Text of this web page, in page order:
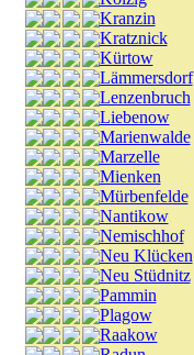
Kranzin
Kratznick
Kürtow
Lämmersdorf
Lenzenbruch
Liebenow
Marienwalde
Marzelle
Mienken
Mürbenfelde
Nantikow
Nemischhof
Neu Klücken
Neu Stüdnitz
Pammin
Plagow
Raakow